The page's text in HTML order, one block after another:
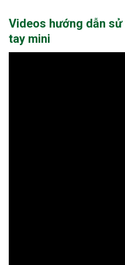
Videos hướng dẫn
tay mini